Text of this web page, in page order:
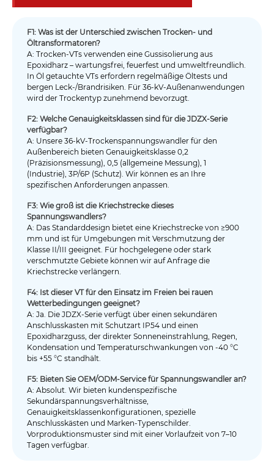
F1: Was ist der Unterschied zwischen Trocken- und
Öltransformatoren?
A: Trocken-VTs verwenden eine Gussisolierung aus
Epoxidharz – wartungsfrei, feuerfest und umweltfreundlich.
In Öl getauchte VTs erfordern regelmäßige Öltests und
bergen Leck-/Brandrisiken. Für 36-kV-Außenanwendungen
wird der Trockentyp zunehmend bevorzugt.
F2: Welche Genauigkeitsklassen sind für die JDZX-Serie
verfügbar?
A: Unsere 36-kV-Trockenspannungswandler für den
Außenbereich bieten Genauigkeitsklasse 0,2
(Präzisionsmessung), 0,5 (allgemeine Messung), 1
(Industrie), 3P/6P (Schutz). Wir können es an Ihre
spezifischen Anforderungen anpassen.
F3: Wie groß ist die Kriechstrecke dieses
Spannungswandlers?
A: Das Standarddesign bietet eine Kriechstrecke von ≥900
mm und ist für Umgebungen mit Verschmutzung der
Klasse II/III geeignet. Für hochgelegene oder stark
verschmutzte Gebiete können wir auf Anfrage die
Kriechstrecke verlängern.
F4: Ist dieser VT für den Einsatz im Freien bei rauen
Wetterbedingungen geeignet?
A: Ja. Die JDZX-Serie verfügt über einen sekundären
Anschlusskasten mit Schutzart IP54 und einen
Epoxidharzguss, der direkter Sonneneinstrahlung, Regen,
Kondensation und Temperaturschwankungen von -40 °C
bis +55 °C standhält.
F5: Bieten Sie OEM/ODM-Service für Spannungswandler an?
A: Absolut. Wir bieten kundenspezifische
Sekundärspannungsverhältnisse,
Genauigkeitsklassenkonfigurationen, spezielle
Anschlusskästen und Marken-Typenschilder.
Vorproduktionsmuster sind mit einer Vorlaufzeit von 7–10
Tagen verfügbar.